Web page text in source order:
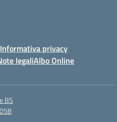
Informativa privacy
legaliAlbo Online
BS